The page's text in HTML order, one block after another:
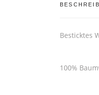
Besticktes
100%